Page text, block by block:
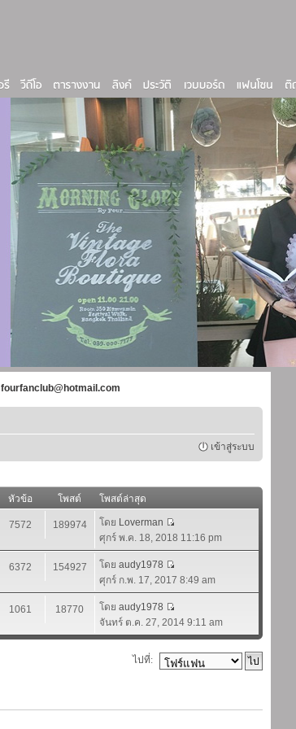
fourfanclub@hotmail.com
เข้าสู่ระบบ
หัวข้อ โพสต์
โพสต์ล่าสุด
7572 189974 โดย Loverman
ศุกร์ พ.ค. 18, 2018 11:16 pm
6372 154927 โดย audy1978
ศุกร์ ก.พ. 17, 2017 8:49 am
1061 18770 โดย audy1978
จันทร์ ต.ค. 27, 2014 9:11 am
ไปที่: